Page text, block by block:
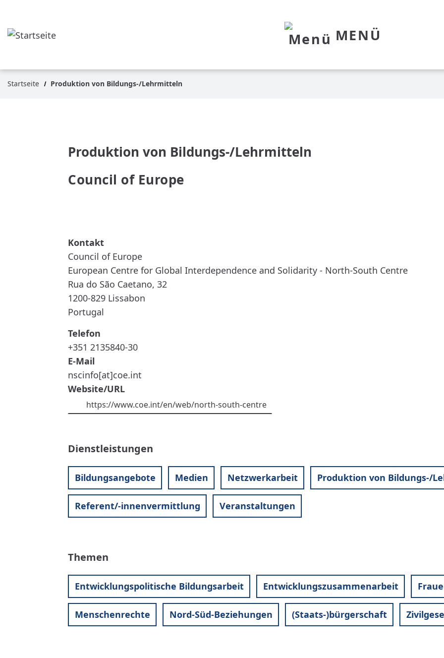
Inhalt
MENÜ
Pfadnavigation
Startseite Produktion von Bildungs-/Lehrmitteln
Produktion von Bildungs-/Lehrmitteln
Council of Europe
Council of Europe
European Centre for Global Interdependence and Solidarity - North-South Centre
Rua do São Caetano, 32
1200-829 Lissabon
Portugal
Telefon
+351 2135840-30
E-Mail
nscinfo[at]coe.int
Website/URL
https://www.coe.int/en/web/north-south-centre
Dienstleistungen
Bildungsangebote Medien Netzwerkarbeit Produktion von Bildungs-/
Referent/-innenvermittlung Veranstaltungen
Themen
Entwicklungspolitische Bildungsarbeit Entwicklungszusammenarbeit
Menschenrechte Nord-Süd-Beziehungen (Staats-)bürgerschaft